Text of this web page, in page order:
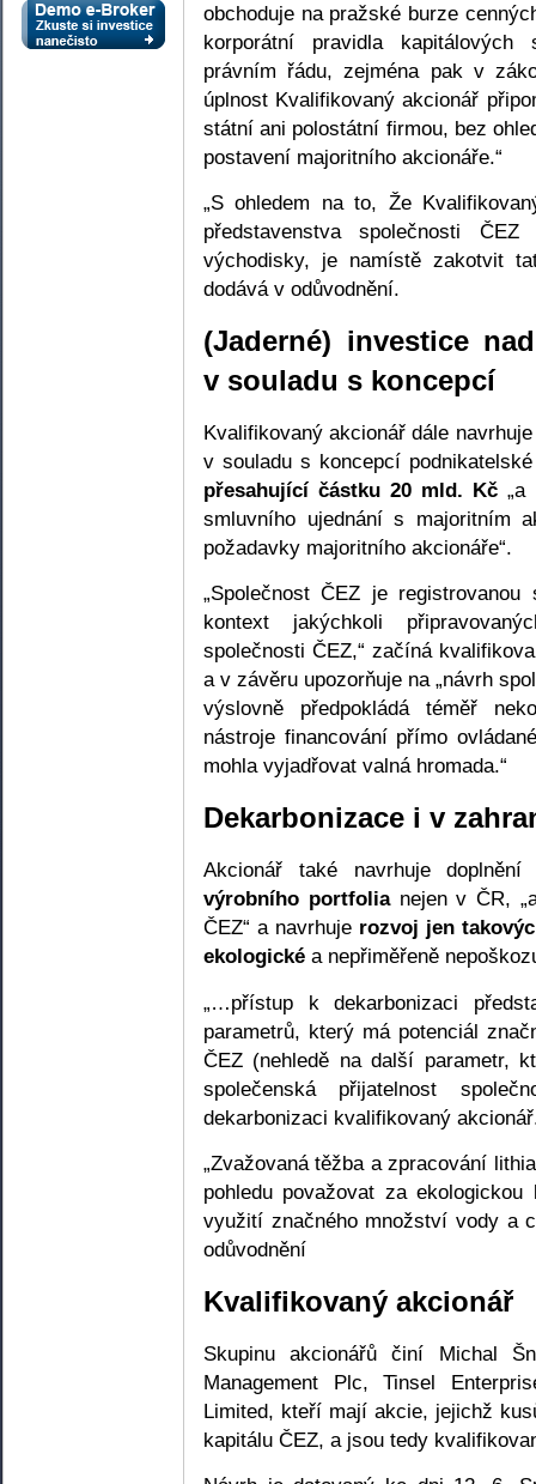
obchoduje na pražské burze
korporátní pravidla
právním řádu, zejména pak v
úplnost Kvalifikovaný akcionář
státní ani polostátní firmou, bez
postavení majoritního akcionáře.“
„S ohledem na to, Že
představenstva společnosti
východisky, je namístě zakotvit
dodává v odůvodnění.
(Jaderné) investice
v souladu s koncepcí
Kvalifikovaný akcionář dále
v souladu s koncepcí
přesahující částku 20 mld. Kč „a
smluvního ujednání s majoritním
požadavky majoritního akcionáře“.
„Společnost ČEZ je
kontext jakýchkoli
společnosti ČEZ,“ začíná
a v závěru upozorňuje na „návrh
výslovně předpokládá téměř
nástroje financování přímo
mohla vyjadřovat valná hromada.“
Dekarbonizace i v
Akcionář také navrhuje
výrobního portfolianejen v ČR,
ČEZ“ a navrhuje rozvoj jen
ekologické a nepřiměřeně
„…přístup k dekarbonizaci
parametrů, který má potenciál
ČEZ (nehledě na další parametr,
společenská přijatelnost
dekarbonizaci kvalifikovaný
„Zvažovaná těžba a zpracování
pohledu považovat za
využití značného množství vody a
odůvodnění
Kvalifikovaný akcionář
Skupinu akcionářů činí Michal
Management Plc, Tinsel
Limited, kteří mají akcie, jejichž
kapitálu ČEZ, a jsou tedy